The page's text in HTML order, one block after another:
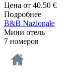
Цена от 40.50 €
Подробнее
B&B Nazionale
Мини отель
7 номеров